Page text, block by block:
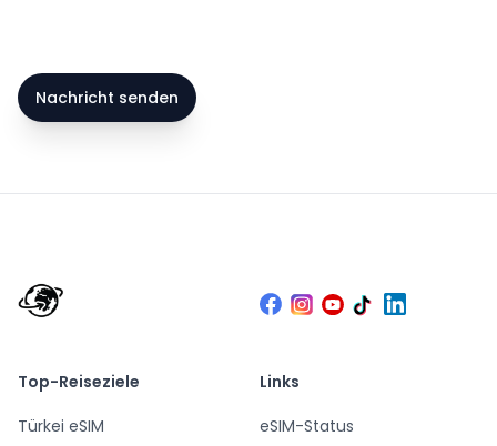
Nachricht senden
Top-Reiseziele
Türkei eSIM
Links
eSIM-Status